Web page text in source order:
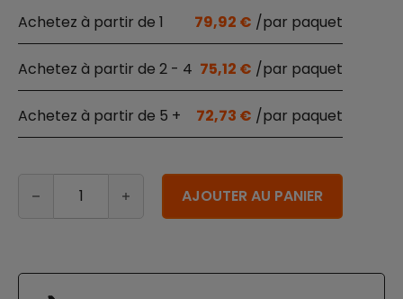
1 79,92 €
2 - 4 75,12 €
5 + 72,73 €
quantité de Serviettes de table en papier recyclé
AJOUTER AU PANIER
Alternative: